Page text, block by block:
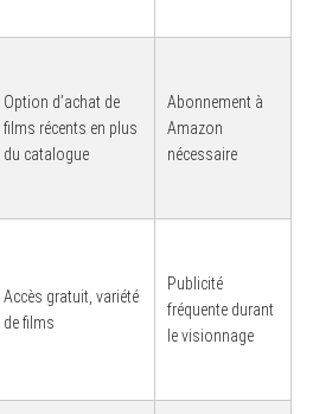
Option d’achat de
films récents en plus
du catalogue
Abonnement à
Amazon
nécessaire
Accès gratuit, variété
de films
Publicité
fréquente durant
le visionnage